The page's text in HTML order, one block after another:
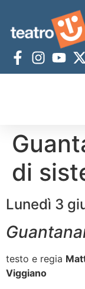
di
Lunedì 3
testo e regia
Viggiano